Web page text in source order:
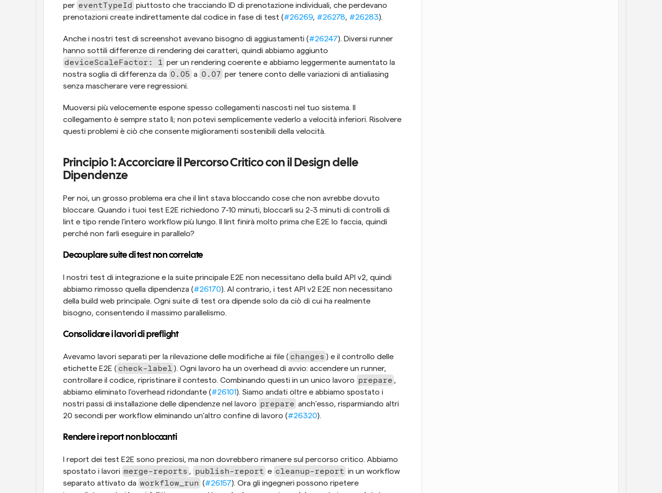
per eventTypeId piuttosto che tracciando ID di prenotazione individuali, che perdevano
prenotazioni create indirettamente dal codice in fase di test (#26269, #26278, #26283).
Anche i nostri test di screenshot avevano bisogno di aggiustamenti (#26247). Diversi runner
deviceScaleFactor: 1 per un rendering coerente e abbiamo leggermente aumentato la
nostra soglia di differenza da 0.05 a 0.07 per tenere conto delle variazioni di antialiasing
senza mascherare vere regressioni.
Muoversi più velocemente espone spesso collegamenti nascosti nel tuo sistema. Il
collegamento è sempre stato lì; non potevi semplicemente vederlo a velocità inferiori. Risolvere
questi problemi è ciò che consente miglioramenti sostenibili della velocità.
Principio 1: Accorciare il Percorso Critico con il Design delle
Dipendenze
Per noi, un grosso problema era che il lint stava bloccando cose che non avrebbe dovuto
bloccare. Quando i tuoi test E2E richiedono 7-10 minuti, bloccarli su 2-3 minuti di controlli di
lint e tipo rende l'intero workflow più lungo. Il lint finirà molto prima che E2E lo faccia, quindi
perché non farli eseguire in parallelo?
Decouplare suite di test non correlate
I nostri test di integrazione e la suite principale E2E non necessitano della build API v2, quindi
abbiamo rimosso quella dipendenza (#26170). Al contrario, i test API v2 E2E non necessitano
della build web principale. Ogni suite di test ora dipende solo da ciò di cui ha realmente
bisogno, consentendo il massimo parallelismo.
Consolidare i lavori di preflight
Avevamo lavori separati per la rilevazione delle modifiche ai file ( changes ) e il controllo delle
etichette E2E ( check-label ). Ogni lavoro ha un overhead di avvio: accendere un runner,
controllare il codice, ripristinare il contesto. Combinando questi in un unico lavoro prepare ,
abbiamo eliminato l'overhead ridondante (#26101). Siamo andati oltre e abbiamo spostato i
nostri passi di installazione delle dipendenze nel lavoro prepare anch'esso, risparmiando altri
20 secondi per workflow eliminando un'altro confine di lavoro (#26320).
Rendere i report non bloccanti
I report dei test E2E sono preziosi, ma non dovrebbero rimanere sul percorso critico. Abbiamo
spostato i lavori merge-reports , publish-report e cleanup-report in un workflow
separato attivato da workflow_run (#26157). Ora gli ingegneri possono ripetere